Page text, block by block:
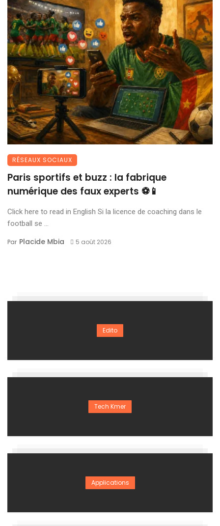
RÉSEAUX SOCIAUX
Paris sportifs et buzz : la fabrique
numérique des faux experts ⚽📱
Click here to read in English Si la licence de coaching dans le
football se ...
Par Placide Mbia 5 août 2026
Edito
Tech Kmer
Applications